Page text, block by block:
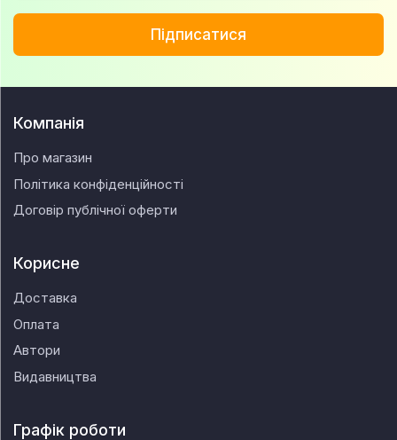
Підписатися
Компанія
Про магазин
Політика конфіденційності
Договір публічної оферти
Корисне
Доставка
Оплата
Автори
Видавництва
Графік роботи